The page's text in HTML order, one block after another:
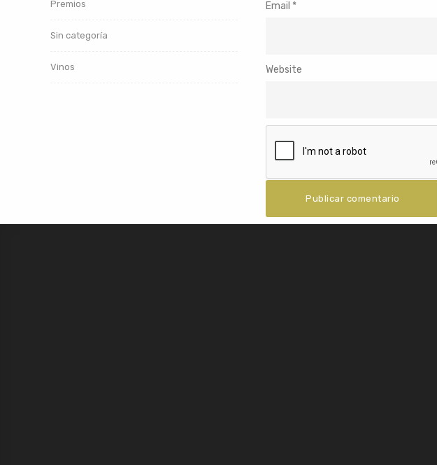
Email *
Website
Premios
Sin categoría
Vinos